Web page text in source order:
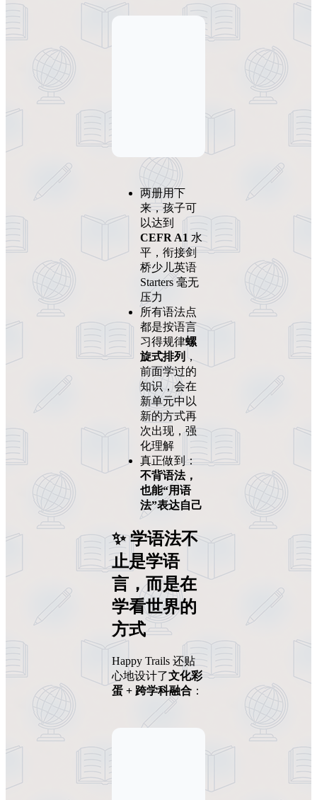
两册用下
来，孩子可
以达到
CEFR A1 水
平，衔接剑
桥少儿英语
Starters 毫无
压力
所有语法点
都是按语言
习得规律螺
旋式排列 ，
前面学过的
知识，会在
新单元中以
新的方式再
次出现，强
化理解
真正做到：
不背语法，
也能“用语
法”表达自己
✨ 学语法不
止是学语
言，而是在
学看世界的
方式
Happy Trails 还贴
心地设计了文化彩
蛋 + 跨学科融合 ：